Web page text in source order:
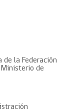
de la Federación
Ministerio de